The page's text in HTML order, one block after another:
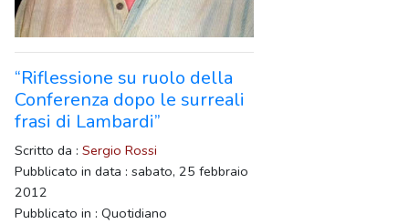
“Riflessione su ruolo della
Conferenza dopo le surreali
frasi di Lambardi”
Scritto da : Sergio Rossi
Pubblicato in data : sabato, 25 febbraio
2012
Pubblicato in : Quotidiano